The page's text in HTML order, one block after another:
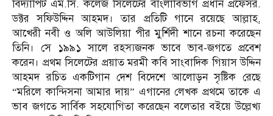
বিদ্যাপিট এম.সি. কলেজ সিলেটের বাংলাবিভাগ প্রধান প্রফেসর.
ডক্টর সফিউদ্দিন আহমদ। তার প্রতিটি গানে রয়েছে আল্লাহ,
আখেরী নবী ও অলি আউলিয়া পীর মুর্শিদী শানে রচনা করেছেন
তিনি। সে ১৯৯১ সালে রহস্যজনক ভাবে ভাব-জগতে প্রবেশ
করেন। প্রথম সিলেটের প্রয়াত মরমী কবি সাংবাদিক গিয়াস উদ্দিন
আহমদ রচিত একটিগান দেশ বিদেশে আলোড়ন সৃষ্টিক রেছে
“মরিলে কান্দিসনা আমার দায়” এগানের লেখক প্রথমে তাকে এ
ভাব জগতে সার্বিক সহযোগিতা করেছেন বলেতার বইয়ে উল্লেখ্য